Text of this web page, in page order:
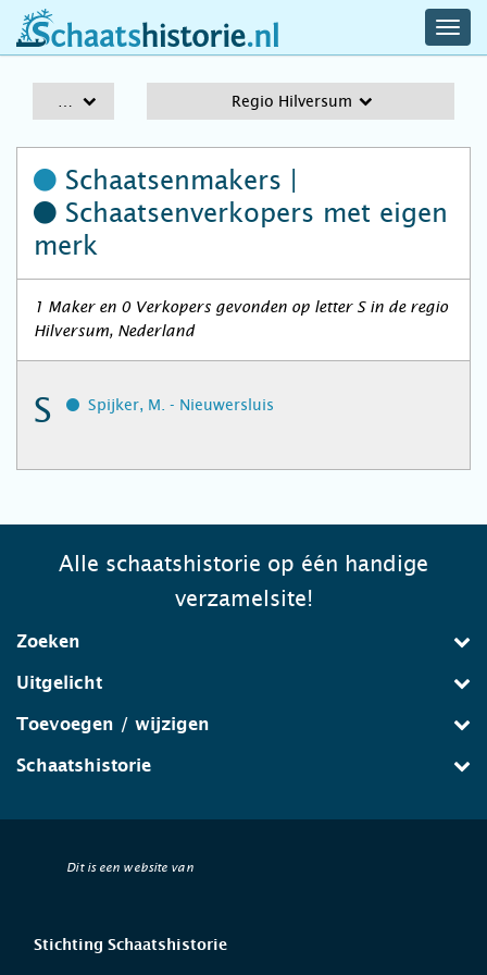
schaatshistorie.nl
Regio Hilversum
Schaatsenmakers |
Schaatsenverkopers met eigen
merk
1 Maker en 0 Verkopers gevonden op letter S in de regio
Hilversum, Nederland
S Spijker, M. - Nieuwersluis
Alle schaatshistorie op één handige
verzamelsite!
Zoeken
Uitgelicht
Toevoegen / wijzigen
Schaatshistorie
Dit is een website van
Stichting Schaatshistorie